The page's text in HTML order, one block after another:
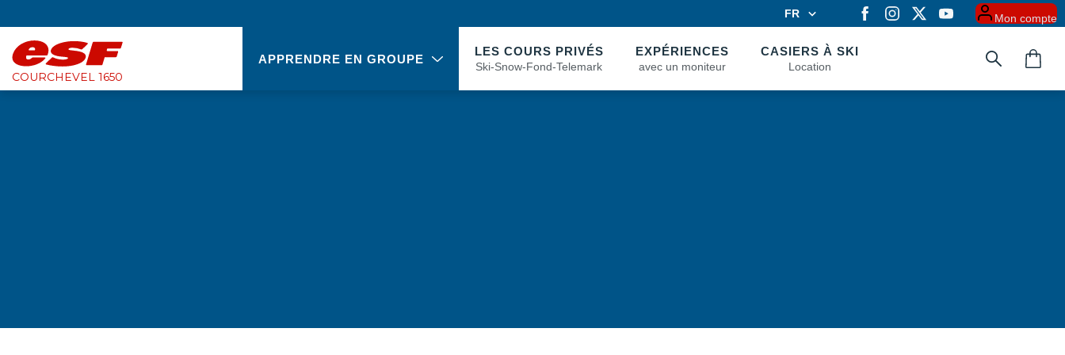
FR
EN
Mon compte
COURCHEVEL 1650
APPRENDRE EN GROUPE
LES COURS PRIVÉS
Ski-Snow-Fond-Telemark
EXPÉRIENCES
avec un moniteur
CASIERS À SKI
Location